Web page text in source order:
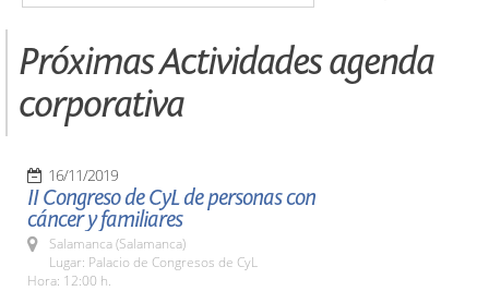
Próximas Actividades agenda
corporativa
16/11/2019
II Congreso de CyL de personas con
cáncer y familiares
Salamanca (Salamanca)
Lugar: Palacio de Congresos de CyL
Hora: 12:00 h.